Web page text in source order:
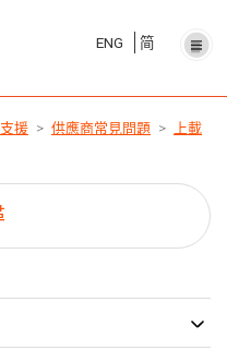
ENG 简
援 供應商常見問題
上載